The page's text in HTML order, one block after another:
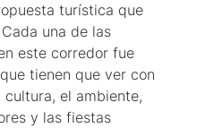
turística que
una de las
este corredor fue
tienen que ver con
el ambiente,
y las fiestas